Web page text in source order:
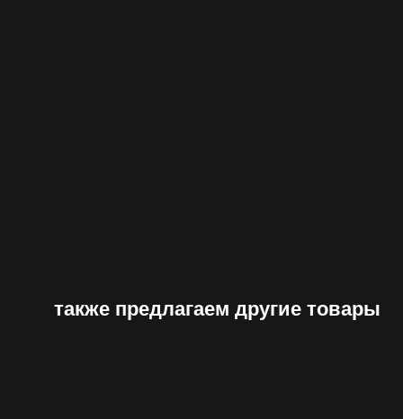
также предлагаем другие товары